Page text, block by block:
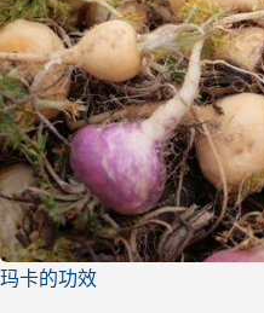
玛卡的功效